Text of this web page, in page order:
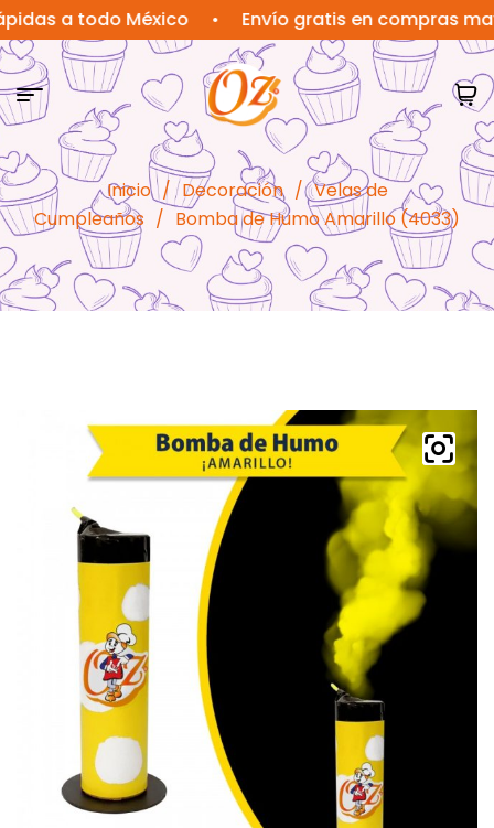
a todo México • Envío gratis en compras mayores
Inicio / Decoración / Velas de
Cumpleaños / Bomba de Humo Amarillo (4033)